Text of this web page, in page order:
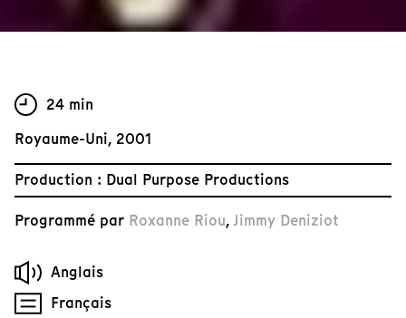
24 min
Royaume-Uni, 2001
Production : Dual Purpose Productions
Programmé par Roxanne Riou, Jimmy Deniziot
Anglais
Français